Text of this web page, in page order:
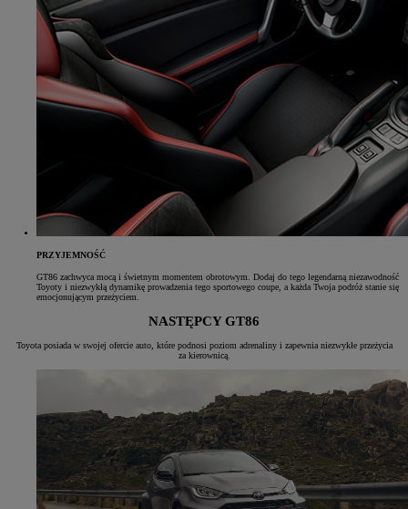
PRZYJEMNOŚĆ
GT86 zachwyca mocą i świetnym momentem obrotowym. Dodaj do tego legendarną niezawodność
Toyoty i niezwykłą dynamikę prowadzenia tego sportowego coupe, a każda Twoja podróż stanie się
emocjonującym przeżyciem.
NASTĘPCY GT86
Toyota posiada w swojej ofercie auto, które podnosi poziom adrenaliny i zapewnia niezwykłe przeżycia
za kierownicą.